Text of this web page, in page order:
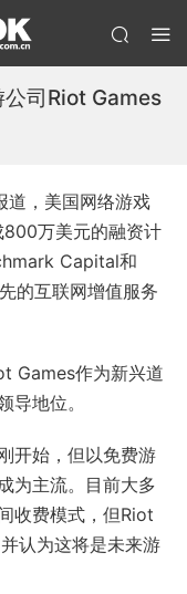
司Riot Games
道，美国网络游戏
万美元的融资计
Capital和
的互联网增值服务
Games作为新兴道
导地位。
始，但以免费游
为主流。目前大多
收费模式，但Riot
认为这将是未来游